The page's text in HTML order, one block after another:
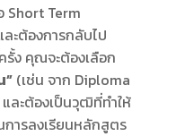
Term
ะต้องการกลับไป
รั้ง คุณจะต้องเลือก
” (เช่น จาก Diploma
ละต้องเป็นวุฒิที่ทำให้
การลงเรียนหลักสูตร